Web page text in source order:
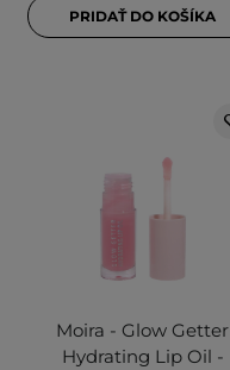
PRIDAŤ DO KOŠÍKA
Moira - Glow Getter
Hydrating Lip Oil -